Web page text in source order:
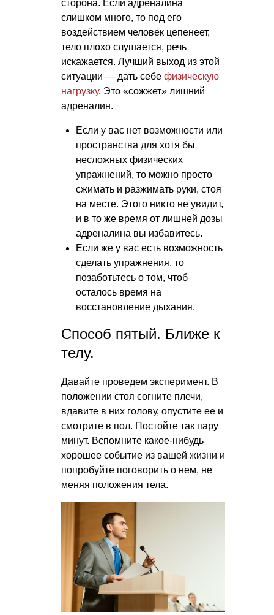
сторона. Если адреналина
слишком много, то под его
воздействием человек цепенеет,
тело плохо слушается, речь
искажается. Лучший выход из этой
ситуации — дать себе физическую
нагрузку. Это «сожжет» лишний
адреналин.
Если у вас нет возможности или
пространства для хотя бы
несложных физических
упражнений, то можно просто
сжимать и разжимать руки, стоя
на месте. Этого никто не увидит,
и в то же время от лишней дозы
адреналина вы избавитесь.
Если же у вас есть возможность
сделать упражнения, то
позаботьтесь о том, чтоб
осталось время на
восстановление дыхания.
Способ пятый. Ближе к
телу.
Давайте проведем эксперимент. В
положении стоя согните плечи,
вдавите в них голову, опустите ее и
смотрите в пол. Постойте так пару
минут. Вспомните какое-нибудь
хорошее событие из вашей жизни и
попробуйте поговорить о нем, не
меняя положения тела.